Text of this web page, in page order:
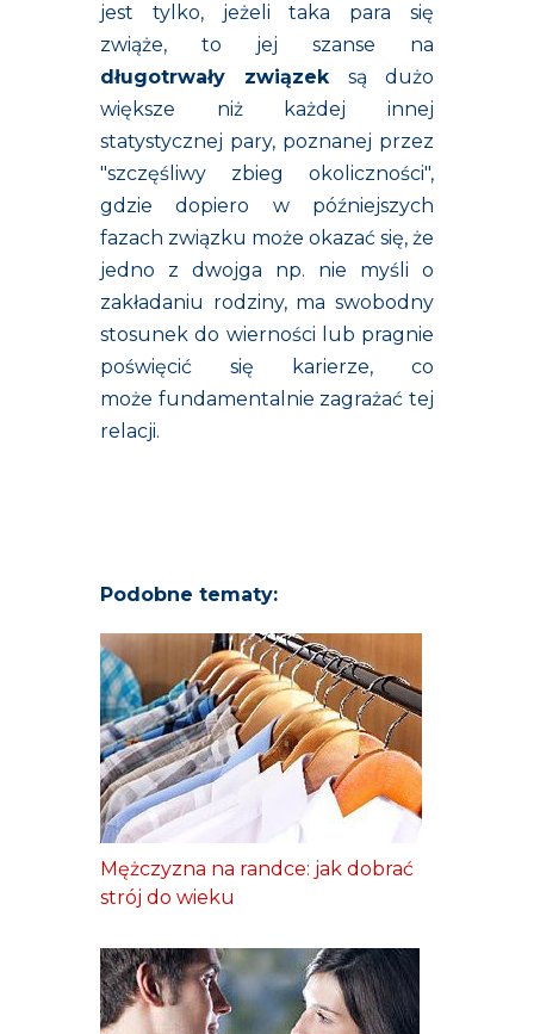
jest tylko, jeżeli taka para się
zwiąże, to jej szanse na
długotrwały związeksą dużo
większe niż każdej innej
statystycznej pary, poznanej przez
"szczęśliwy zbieg okoliczności",
gdzie dopiero w późniejszych
fazach związku może okazać się, że
jedno z dwojga np. nie myśli o
zakładaniu rodziny, ma swobodny
stosunek do wierności lub pragnie
poświęcić się karierze, co
może fundamentalnie zagrażać tej
relacji.
Podobne tematy:
Mężczyzna na randce: jak dobrać
strój do wieku